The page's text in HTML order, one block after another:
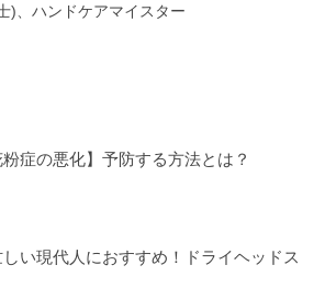
)、ハンドケアマイスター
粉症の悪化】予防する方法とは？
しい現代人におすすめ！ドライヘッドス